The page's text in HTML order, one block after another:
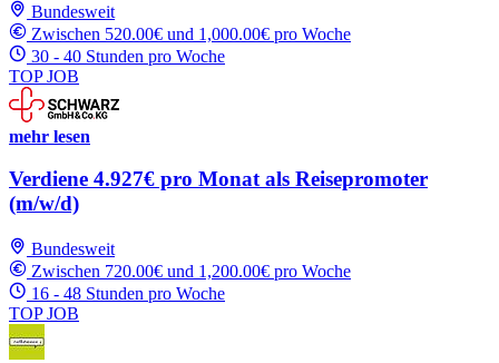
Bundesweit
Zwischen 520.00€ und 1,000.00€ pro Woche
30 - 40 Stunden pro Woche
TOP JOB
mehr lesen
Verdiene 4.927€ pro Monat als Reisepromoter
(m/w/d)
Bundesweit
Zwischen 720.00€ und 1,200.00€ pro Woche
16 - 48 Stunden pro Woche
TOP JOB